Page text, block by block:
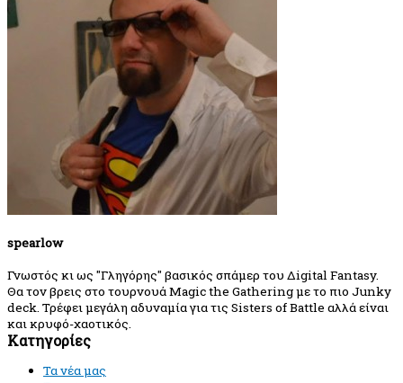
spearlow
Γνωστός κι ως "Γληγόρης" βασικός σπάμερ του Δigital Fantasy.
Θα τον βρεις στο τουρνουά Magic the Gathering με το πιο Junky
deck. Τρέφει μεγάλη αδυναμία για τις Sisters of Battle αλλά είναι
και κρυφό-χαοτικός.
Κατηγορίες
Τα νέα μας